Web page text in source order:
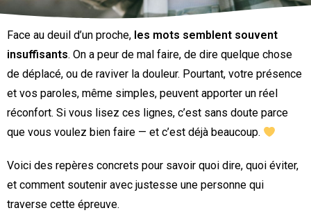
Face au deuil d’un proche, les mots semblent souvent
insuffisants. On a peur de mal faire, de dire quelque chose
de déplacé, ou de raviver la douleur. Pourtant, votre présence
et vos paroles, même simples, peuvent apporter un réel
réconfort. Si vous lisez ces lignes, c’est sans doute parce
que vous voulez bien faire — et c’est déjà beaucoup.
Voici des repères concrets pour savoir quoi dire, quoi éviter,
et comment soutenir avec justesse une personne qui
traverse cette épreuve.